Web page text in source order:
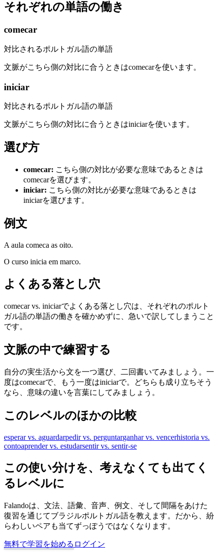
それぞれの単語の働き
comecar
対比されるポルトガル語の単語
文脈がこちら側の対比に合うときはcomecarを使います。
iniciar
対比されるポルトガル語の単語
文脈がこちら側の対比に合うときはiniciarを使います。
選び方
comecar: こちら側の対比が必要な意味であるときは
comecarを選びます。
iniciar: こちら側の対比が必要な意味であるときは
iniciarを選びます。
例文
A aula comeca as oito.
O curso inicia em marco.
よくある落とし穴
comecar vs. iniciarでよくある落とし穴は、それぞれのポルト
ガル語の単語の働きを確かめずに、急いで訳してしまうこと
です。
文脈の中で練習する
自分の実生活から文を一つ選び、二回書いてみましょう。一
度はcomecarで、もう一度はiniciarで。どちらも成り立ちそう
なら、意味の違いを言葉にしてみましょう。
このレベルのほかの比較
esperar vs. aguardarpedir vs. perguntarganhar vs. vencerhistoria vs.
contoaprender vs. estudarsentir vs. sentir-se
この使い分けを、考えなくても出てく
るレベルに
Falandoは、文法、語彙、音声、例文、そして間隔をあけた
復習を通じてブラジルポルトガル語を教えます。だから、紛
らわしいペアも当てずっぽうではなくなります。
無料で学習を始める ログイン